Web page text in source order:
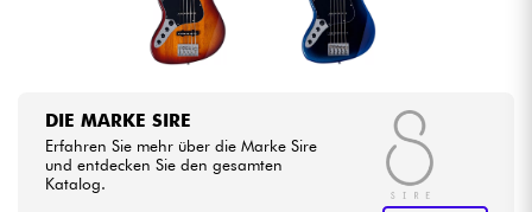
DIE MARKE SIRE
Erfahren Sie mehr über die Marke Sire
und entdecken Sie den gesamten
Katalog.